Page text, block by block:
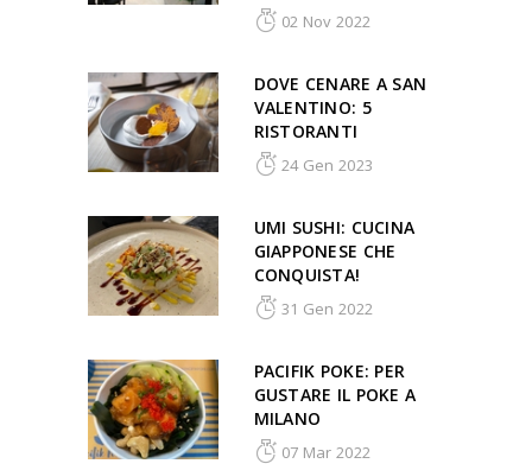
02 Nov 2022
DOVE CENARE A SAN
VALENTINO: 5
RISTORANTI
24 Gen 2023
UMI SUSHI: CUCINA
GIAPPONESE CHE
CONQUISTA!
31 Gen 2022
PACIFIK POKE: PER
GUSTARE IL POKE A
MILANO
07 Mar 2022